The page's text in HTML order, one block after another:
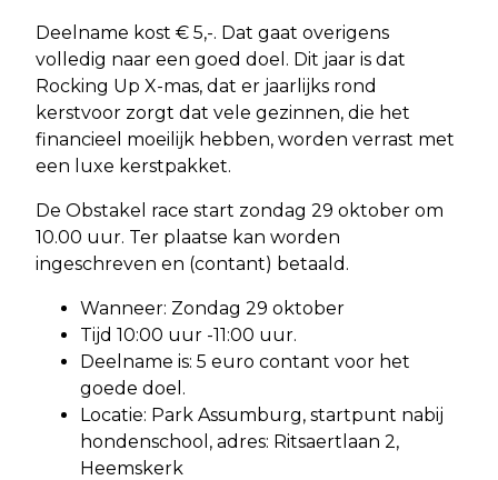
Deelname kost € 5,-. Dat gaat overigens
volledig naar een goed doel. Dit jaar is dat
Rocking Up X-mas, dat er jaarlijks rond
kerstvoor zorgt dat vele gezinnen, die het
financieel moeilijk hebben, worden verrast met
een luxe kerstpakket.
De Obstakel race start zondag 29 oktober om
10.00 uur. Ter plaatse kan worden
ingeschreven en (contant) betaald.
Wanneer: Zondag 29 oktober
Tijd 10:00 uur -11:00 uur.
Deelname is: 5 euro contant voor het
goede doel.
Locatie: Park Assumburg, startpunt nabij
hondenschool, adres: Ritsaertlaan 2,
Heemskerk